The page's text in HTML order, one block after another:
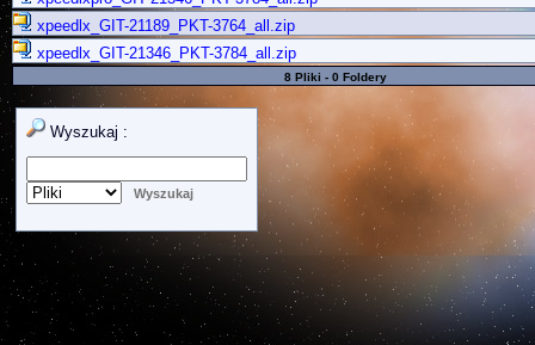
xpeedlx_GIT-21189_PKT-3764_all.zip
xpeedlx_GIT-21346_PKT-3784_all.zip
8 Pliki - 0 Foldery
Wyszukaj :